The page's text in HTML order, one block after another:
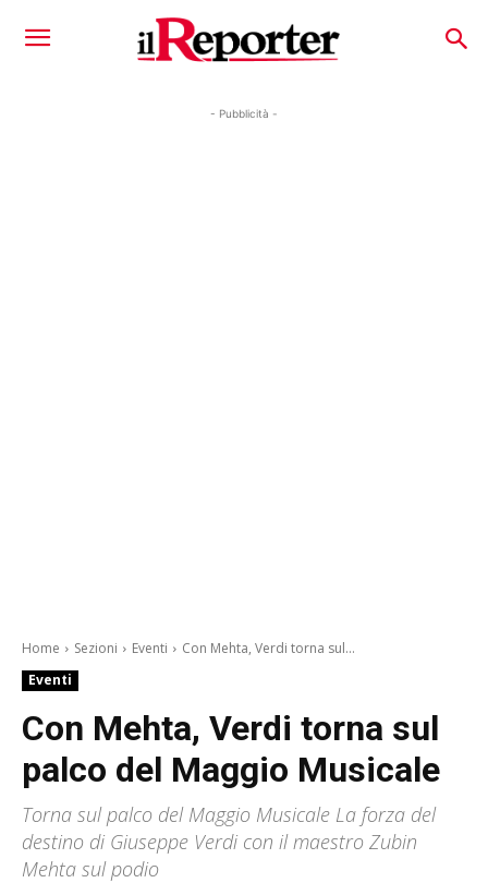
- Pubblicità -
Home Sezioni Eventi
Con Mehta, Verdi torna sul...
Eventi
Con Mehta, Verdi torna sul
palco del Maggio Musicale
Torna sul palco del Maggio Musicale La forza del
destino di Giuseppe Verdi con il maestro Zubin
Mehta sul podio